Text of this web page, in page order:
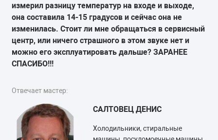
измерил разницу температур на входе и выходе,
она составила 14-15 градусов и сейчас она не
изменилась. Стоит ли мне обращаться в сервисный
центр, или ничего страшного в этом звуке нет и
можно его эксплуатировать дальше? ЗАРАНЕЕ
СПАСИБО!!!
Отвечает мастер:
САЛТОВЕЦ ДЕНИС
Холодильники, стиральные